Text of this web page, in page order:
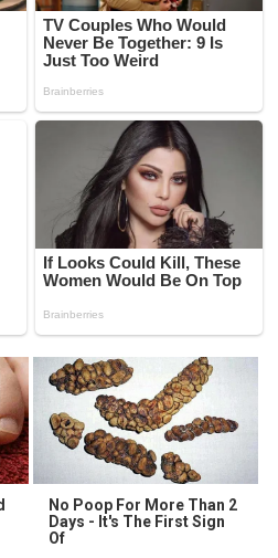
No Poop For More Than 2
Days - It's The First Sign
Of